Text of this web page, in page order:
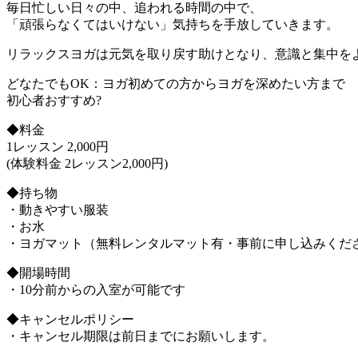
毎日忙しい日々の中、追われる時間の中で、
「頑張らなくてはいけない」気持ちを手放していきます。
リラックスヨガは元気を取り戻す助けとなり、意識と集中を
どなたでもOK：ヨガ初めての方からヨガを深めたい方まで
初心者おすすめ?
◆料金
1レッスン 2,000円
(体験料金 2レッスン2,000円)
◆持ち物
・動きやすい服装
・お水
・ヨガマット（無料レンタルマット有・事前に申し込みくだ
◆開場時間
・10分前からの入室が可能です
◆キャンセルポリシー
・キャンセル期限は前日までにお願いします。